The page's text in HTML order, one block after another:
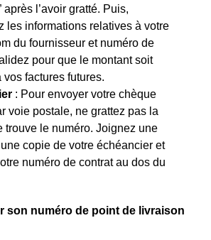
après l’avoir gratté. Puis,
les informations relatives à votre
du fournisseur et numéro de
pour que le montant soit
factures futures.
: Pour envoyer votre chèque
voie postale, ne grattez pas la
trouve le numéro. Joignez une
copie de votre échéancier et
numéro de contrat au dos du
son numéro de point de livraison